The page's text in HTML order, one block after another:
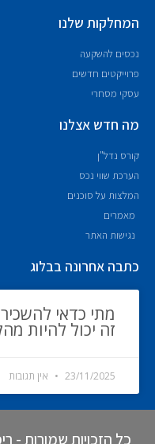
המחלקות שלנו
נכסים להשקעה
פרוייקטים חדשים
עסקי מסחרי
מה חדש אצלנו
קורס נדל"ן
הערכת שווי נכס
המלצות על סוכנים
מאמרים
נגישות האתר
כתבה אחרונה בבלוג
מתי כדאי
זה יכול להיות
23/11/2025 אין תגובות
כל הזכויות שמורות -